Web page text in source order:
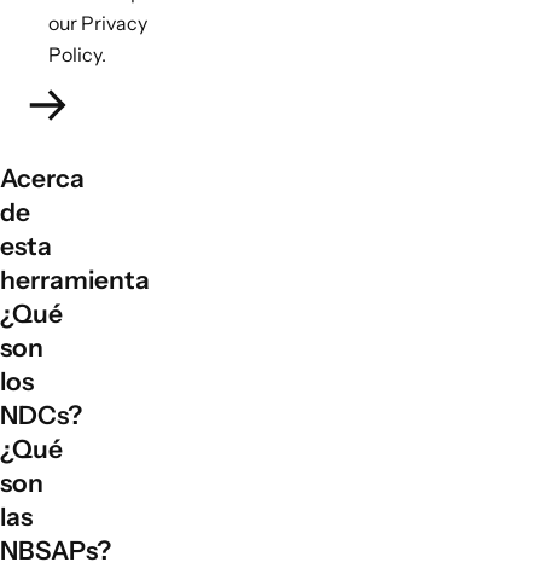
our Privacy
Policy.
Acerca
de
esta
herramienta
¿Qué
son
los
NDCs?
¿Qué
son
las
NBSAPs?